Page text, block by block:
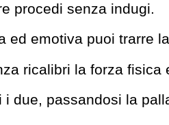
procedi senza indugi.
ed emotiva puoi trarre
ricalibri la forza fisica
i due, passandosi la